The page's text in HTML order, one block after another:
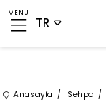
MENU
Anasayfa Sehpa